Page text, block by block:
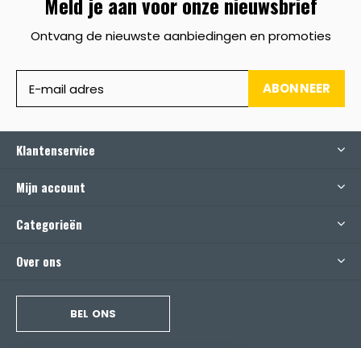
Ontvang de nieuwste aanbiedingen en promoties
ABONNEER
Klantenservice
Mijn account
Categorieën
Over ons
BEL ONS